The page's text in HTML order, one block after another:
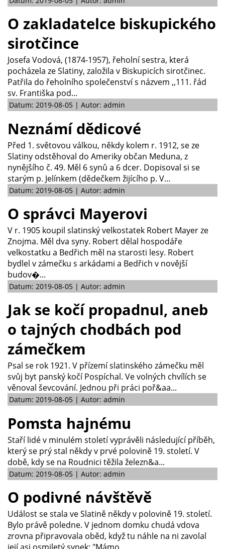
O zakladatelce biskupického
sirotčince
Josefa Vodová, (1874-1957), řeholní sestra, která
pocházela ze Slatiny, založila v Biskupicích sirotčinec.
Patřila do řeholního společenství s názvem ,,111. řád
sv. Františka pod...
Datum: 2019-08-05 | Autor: admin
Neznámí dědicové
Před 1. světovou válkou, někdy kolem r. 1912, se ze
Slatiny odstěhoval do Ameriky občan Meduna, z
nynějšího č. 49. Měl 6 synů a 6 dcer. Dopisoval si se
starým p. Jelínkem (dědečkem žijícího p. V...
Datum: 2019-08-05 | Autor: admin
O správci Mayerovi
V r. 1905 koupil slatinský velkostatek Robert Mayer ze
Znojma. Měl dva syny. Robert dělal hospodáře
velkostatku a Bedřich měl na starosti lesy. Robert
bydlel v zámečku s arkádami a Bedřich v novější
budov�...
Datum: 2019-08-05 | Autor: admin
Jak se kočí propadnul, aneb
o tajných chodbách pod
zámečkem
Psal se rok 1921. V přízemí slatinského zámečku měl
svůj byt panský kočí Pospíchal. Ve volných chvílích se
věnoval ševcování. Jednou při práci poř&aa...
Datum: 2019-08-05 | Autor: admin
Pomsta hajnému
Staří lidé v minulém století vyprávěli následující příběh,
který se prý stal někdy v prvé polovině 19. století. V
době, kdy se na Roudnici těžila železn&a...
Datum: 2019-08-05 | Autor: admin
O podivné návštěvě
Událost se stala ve Slatině někdy v polovině 19. století.
Bylo právě poledne. V jednom domku chudá vdova
zrovna připravovala oběd, když tu náhle na ni zavolal